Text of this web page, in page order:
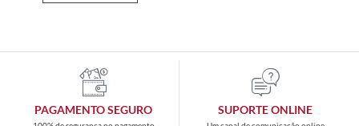
PAGAMENTO SEGURO SUPORTE ONLINE